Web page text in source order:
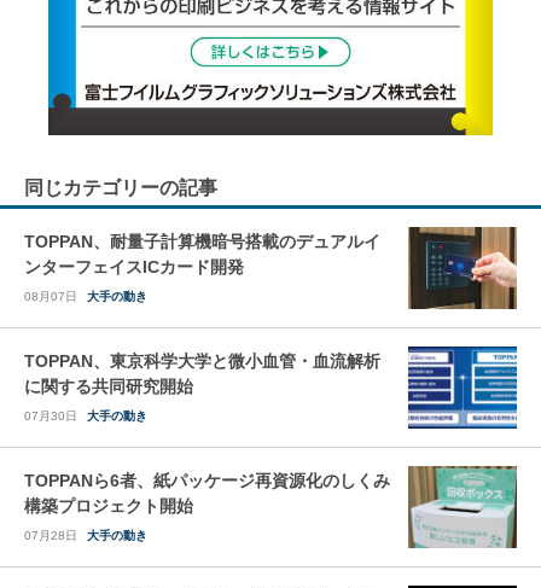
同じカテゴリーの記事
TOPPAN、耐量子計算機暗号搭載のデュアルイ
ンターフェイスICカード開発
08月07日 大手の動き
TOPPAN、東京科学大学と微小血管・血流解析
に関する共同研究開始
07月30日 大手の動き
TOPPANら6者、紙パッケージ再資源化のしくみ
構築プロジェクト開始
07月28日 大手の動き